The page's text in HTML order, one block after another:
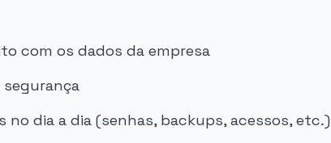
com os dados da empresa
no dia a dia (senhas, backups, acessos, etc.)